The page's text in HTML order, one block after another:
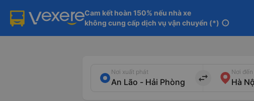
Cam kết hoàn 150% nếu nhà xe
không cung cấp dịch vụ vận chuyển (*) info
Nơi xuất phát
import_export
Nơi đến